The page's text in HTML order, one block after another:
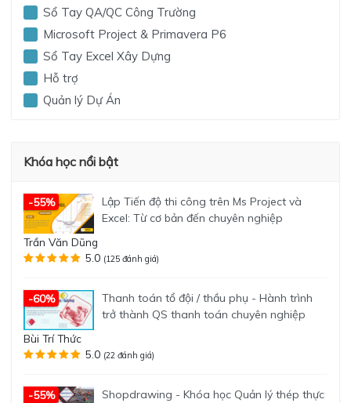
Sổ Tay QA/QC Công Trường
Microsoft Project & Primavera P6
Sổ Tay Excel Xây Dựng
Hỗ trợ
Quản lý Dự Án
Khóa học nổi bật
-55%
Lập Tiến độ thi công trên Ms Project và
Excel: Từ cơ bản đến chuyên nghiệp
Trần Văn Dũng
5.0 (125 đánh giá)
-60%
Thanh toán tổ đội / thầu phụ - Hành trình
trở thành QS thanh toán chuyên nghiệp
Bùi Trí Thức
5.0 (22 đánh giá)
-55%
Shopdrawing - Khóa học Quản lý thép thực